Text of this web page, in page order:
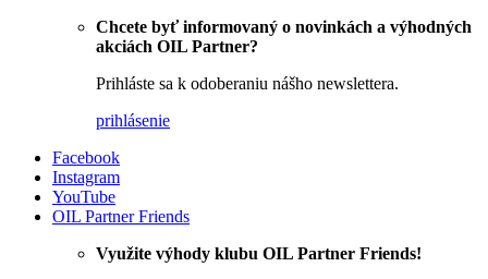
Chcete byť informovaný o novinkách a výhodných
akciách OIL Partner?
Prihláste sa k odoberaniu nášho newslettera.
prihlásenie
Facebook
Instagram
YouTube
OIL Partner Friends
Využite výhody klubu OIL Partner Friends!